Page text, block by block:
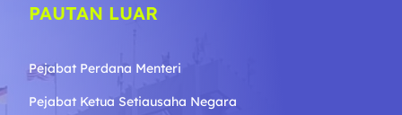
PAUTAN LUAR
Pejabat Perdana Menteri
Pejabat Ketua Setiausaha Negara